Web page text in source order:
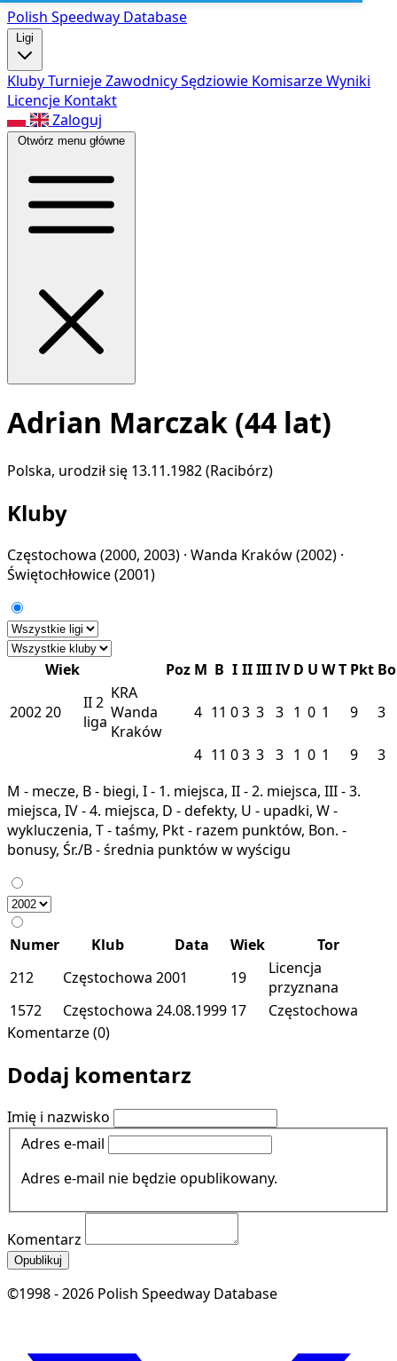
Polish Speedway Database
Ligi
KlubyTurniejeZawodnicySędziowie KomisarzeWyniki
Licencje Kontakt
Zaloguj
Otwórz menu główne
Adrian Marczak (44 lat)
Polska, urodził się 13.11.1982 (Racibórz)
Kluby
Częstochowa (2000, 2003) · Wanda Kraków(2002) ·
Świętochłowice(2001)
Wiek Poz M B I IIIIIIV D U WT Pkt
200220 II2
liga
KRA
Wanda
Kraków
4 11 03 3 3 1 0 1 9 3
4 11 03 3 3 1 0 1 9
3
M - mecze, B - biegi, I - 1. miejsca, II - 2. miejsca, III - 3.
miejsca, IV - 4. miejsca, D - defekty, U - upadki, W -
wykluczenia, T - taśmy, Pkt - razem punktów, Bon. -
bonusy, Śr./B - średnia punktów w wyścigu
Numer Klub Data Wiek
Tor
212
Częstochowa 2001 19
Licencja
przyznana
1572
Częstochowa 24.08.1999 17
Częstochowa
Komentarze (0)
Dodaj komentarz
Imię i nazwisko
Adres e-mail
Adres e-mail nie będzie opublikowany.
Komentarz
Opublikuj
©1998 - 2026 Polish Speedway Database